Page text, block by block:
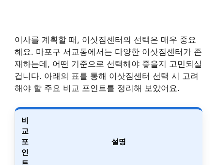
이사를 계획할 때, 이삿짐센터의 선택은 매우 중요
해요. 마포구 서교동에서는 다양한 이삿짐센터가 존
재하는데, 어떤 기준으로 선택해야 좋을지 고민되실
겁니다. 아래의 표를 통해 이삿짐센터 선택 시 고려
해야 할 주요 비교 포인트를 정리해 보았어요.
비
교
포
인
트
설명